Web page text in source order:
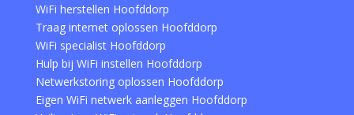
WiFi herstellen Hoofddorp
Traag internet oplossen Hoofddorp
WiFi specialist Hoofddorp
Hulp bij WiFi instellen Hoofddorp
Netwerkstoring oplossen Hoofddorp
Eigen WiFi netwerk aanleggen Hoofddorp